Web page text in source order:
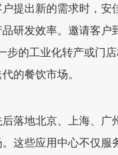
提出新的需求时，
研发效率。邀请客
步的工业化转产或门
的餐饮市场。
落地北京、上海、
这些应用中心不仅